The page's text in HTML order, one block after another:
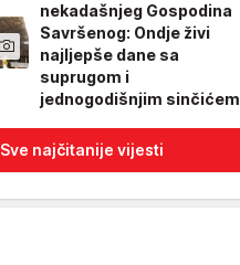
nekadašnjeg Gospodina
Savršenog: Ondje živi
najljepše dane sa
suprugom i
jednogodišnjim sinčićem
Sve najčitanije vijesti